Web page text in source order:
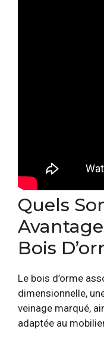
Quels
Bois
Le bois d’orme
dimensionnelle,
veinage marqué,
adaptée au